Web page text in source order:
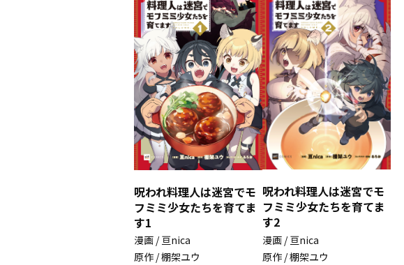
呪われ料理人は迷宮でモ
フミミ少女たちを育てま
す1
漫画 / 亘nica
原作 / 棚架ユウ
呪われ料理人は迷宮でモ
フミミ少女たちを育てま
す2
漫画 / 亘nica
原作 / 棚架ユウ